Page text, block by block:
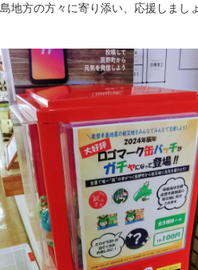
地方の方々に寄り添い、応援しまし